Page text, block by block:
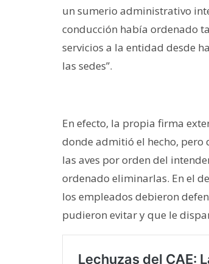
un sumerio administrativo
conducción había ordenado
servicios a la entidad desde
las sedes”.
En efecto, la propia firma
donde admitió el hecho,
las aves por orden del
ordenado eliminarlas. En el
los empleados debieron
pudieron evitar y que le